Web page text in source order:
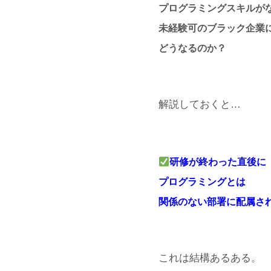
プログラミングスキルが
未経験可のブラック企業
どうなるのか？
解説しておくと…
研修が終わった直後に
プログラミングとは
関係のない部署に配属さ
これは結構あるある。